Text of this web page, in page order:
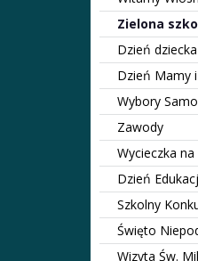
Zielona
Dzień dziecka
Dzień Mamy
Wybory
Zawody
Wycieczka na
Dzień
Szkolny
Święto
Wizyta Św.